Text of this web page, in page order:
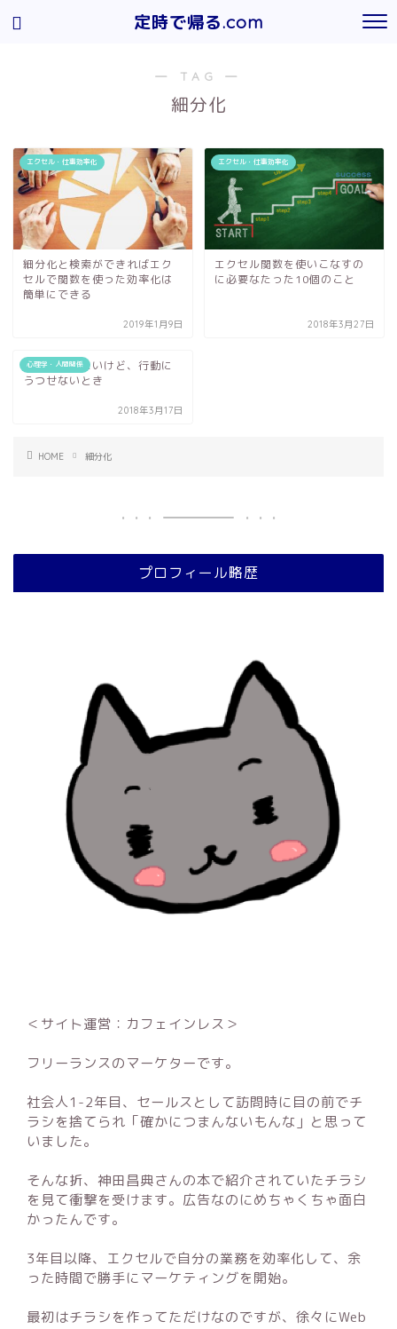
定時で帰る.com
― TAG ―
細分化
エクセル・仕事効率化
細分化と検索ができればエク
セルで関数を使った効率化は
簡単にできる
2019年1月9日
エクセル・仕事効率化
エクセル関数を使いこなすの
に必要なたった10個のこと
2018年3月27日
心理学・人間関係
何かを始めたいけど、行動に
うつせないとき
2018年3月17日
HOME 細分化
プロフィール略歴
＜サイト運営：カフェインレス＞
フリーランスのマーケターです。
社会人1-2年目、セールスとして訪問時に目の前でチ
ラシを捨てられ「確かにつまんないもんな」と思って
いました。
そんな折、神田昌典さんの本で紹介されていたチラシ
を見て衝撃を受けます。広告なのにめちゃくちゃ面白
かったんです。
3年目以降、エクセルで自分の業務を効率化して、余
った時間で勝手にマーケティングを開始。
最初はチラシを作ってただけなのですが、徐々にWeb